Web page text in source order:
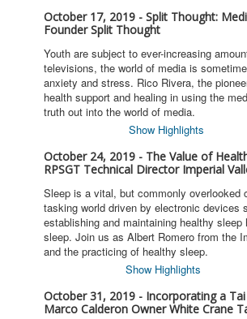
October 17, 2019 - Split Thought:
Founder Split Thought
Youth are subject to ever-increasing
televisions, the world of media is
anxiety and stress. Rico Rivera, the
health support and healing in using the
truth out into the world of media.
Show Highlights
October 24, 2019 - The Value of
RPSGT Technical Director Imperial
Sleep is a vital, but commonly
tasking world driven by electronic
establishing and maintaining healthy
sleep. Join us as Albert Romero from the
and the practicing of healthy sleep.
Show Highlights
October 31, 2019 - Incorporating a
Marco Calderon Owner White Crane